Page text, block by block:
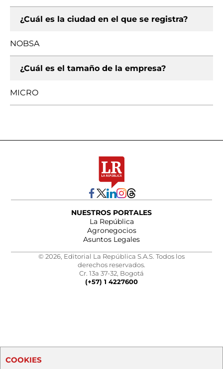
¿Cuál es la ciudad en el que se registra?
NOBSA
¿Cuál es el tamaño de la empresa?
MICRO
NUESTROS PORTALES
La República
Agronegocios
Asuntos Legales
© 2026, Editorial La República S.A.S. Todos los
derechos reservados.
Cr. 13a 37-32, Bogotá
(+57) 1 4227600
COOKIES